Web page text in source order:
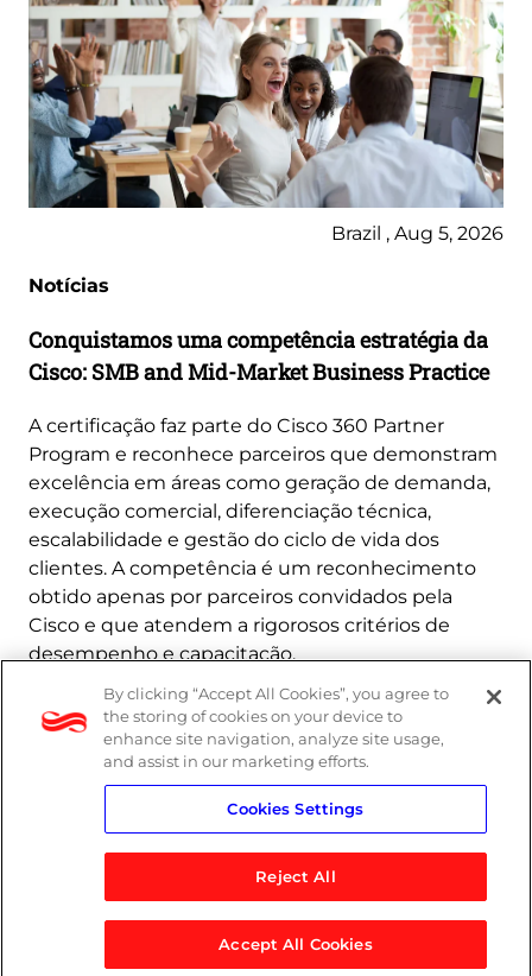
Brazil , Aug 5, 2026
Notícias
Conquistamos uma competência estratégia da
Cisco: SMB and Mid-Market Business Practice
A certificação faz parte do Cisco 360 Partner
Program e reconhece parceiros que demonstram
excelência em áreas como geração de demanda,
execução comercial, diferenciação técnica,
escalabilidade e gestão do ciclo de vida dos
clientes. A competência é um reconhecimento
obtido apenas por parceiros convidados pela
Cisco e que atendem a rigorosos critérios de
desempenho e capacitação.
Saiba mais
© 2026 Logicalis Group
By clicking “Accept All Cookies”, you agree to
the storing of cookies on your device to
enhance site navigation, analyze site usage,
and assist in our marketing efforts.
Cookies Settings
Reject All
Accept All Cookies